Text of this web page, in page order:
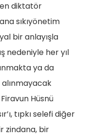
diktatör
sıkıyönetim
bir anlayışla
nedeniyle her yıl
ya da
Hüsnü
tıpkı selefi diğer
zindana, bir